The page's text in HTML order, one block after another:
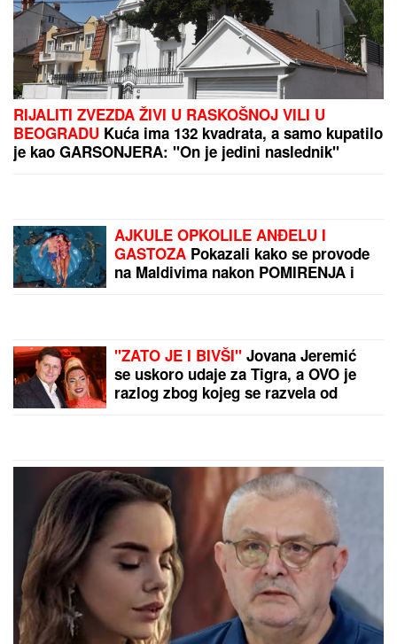
RIJALITI ZVEZDA ŽIVI U RASKOŠNOJ VILI U
BEOGRADU Kuća ima 132 kvadrata, a samo kupatilo
je kao GARSONJERA: "On je jedini naslednik"
AJKULE OPKOLILE ANĐELU I
GASTOZA Pokazali kako se provode
na Maldivima nakon POMIRENJA i
"ZATO JE I BIVŠI" Jovana Jeremić
se uskoro udaje za Tigra, a OVO je
razlog zbog kojeg se razvela od